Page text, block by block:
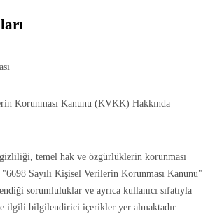
Korunması Kanunu (KVKK) Hakkında
temel hak ve özgürlüklerin korunması
Sayılı Kişisel Verilerin Korunması Kanunu"
sorumluluklar ve ayrıca kullanıcı sıfatıyla
ilgili bilgilendirici içerikler yer almaktadır.